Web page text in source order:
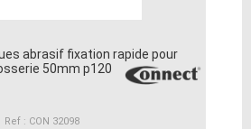
abrasif fixation rapide pour
50mm p120
Ref : CON 32098